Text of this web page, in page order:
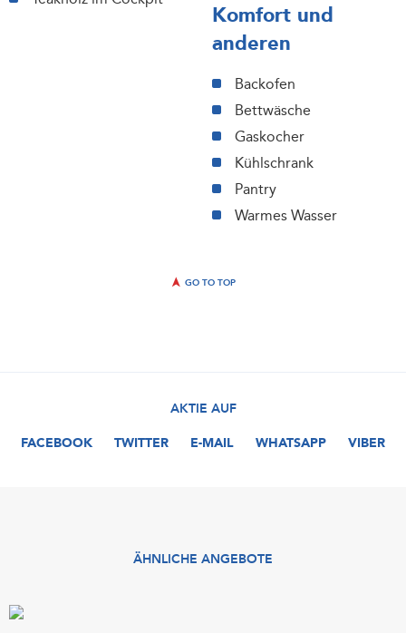
Komfort und
anderen
Backofen
Bettwäsche
Gaskocher
Kühlschrank
Pantry
Warmes Wasser
GO TO TOP
AKTIE AUF
FACEBOOK
TWITTER E-MAIL WHATSAPP VIBER
ÄHNLICHE ANGEBOTE